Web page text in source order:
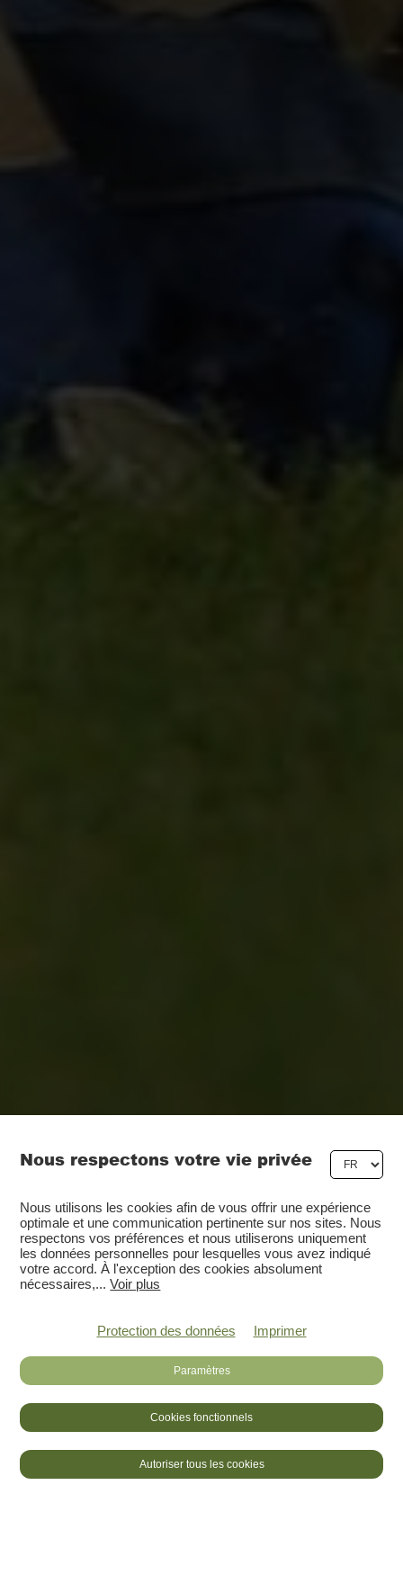
LOGIN
FR
DE
Nous respectons votre vie privée
Nous utilisons les cookies afin de vous offrir une expérience
optimale et une communication pertinente sur nos sites. Nous
respectons vos préférences et nous utiliserons uniquement
les données personnelles pour lesquelles vous avez indiqué
votre accord. À l'exception des cookies absolument
nécessaires,...Voir plus
Protection des données Imprimer
Paramètres
Cookies fonctionnels
Autoriser tous les cookies